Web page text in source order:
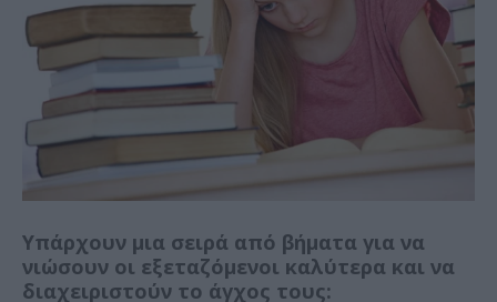
Υπάρχουν μια σειρά από βήματα για να
νιώσουν οι εξεταζόμενοι καλύτερα και να
διαχειριστούν το άγχος τους: